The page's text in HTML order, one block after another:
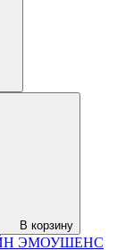
В корзину